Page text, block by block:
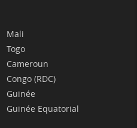
Mali
Togo
Cameroun
Congo (RDC)
Guinée
Guinée Equatorial